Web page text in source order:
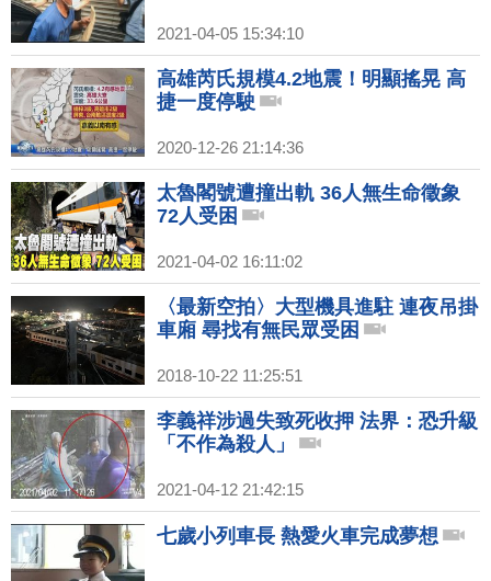
2021-04-05 15:34:10
高雄芮氏規模4.2地震！明顯搖晃 高
捷一度停駛
2020-12-26 21:14:36
太魯閣號遭撞出軌 36人無生命徵象
72人受困
2021-04-02 16:11:02
〈最新空拍〉大型機具進駐 連夜吊掛
車廂 尋找有無民眾受困
2018-10-22 11:25:51
李義祥涉過失致死收押 法界：恐升級
「不作為殺人」
2021-04-12 21:42:15
七歲小列車長 熱愛火車完成夢想